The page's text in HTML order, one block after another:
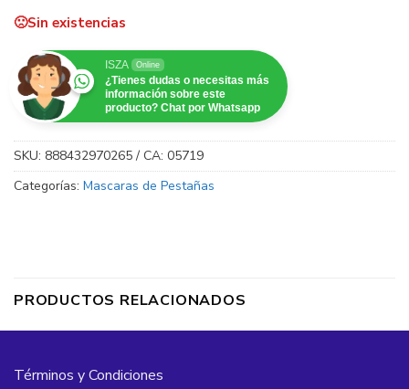
Sin existencias
ISZA Online
¿Tienes dudas o necesitas más
información sobre este
producto? Chat por Whatsapp
SKU: 888432970265 / CA: 05719
Categorías: Mascaras de Pestañas
PRODUCTOS RELACIONADOS
Términos y Condiciones